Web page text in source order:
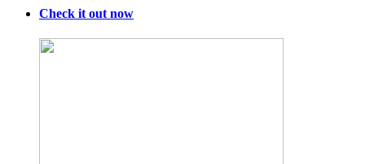
Check it out now